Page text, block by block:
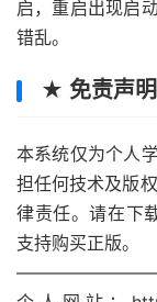
启，重启出现启
错乱。
★ 免责声明
本系统仅为个人
担任何技术及版
律责任。请在下
支持购买正版。